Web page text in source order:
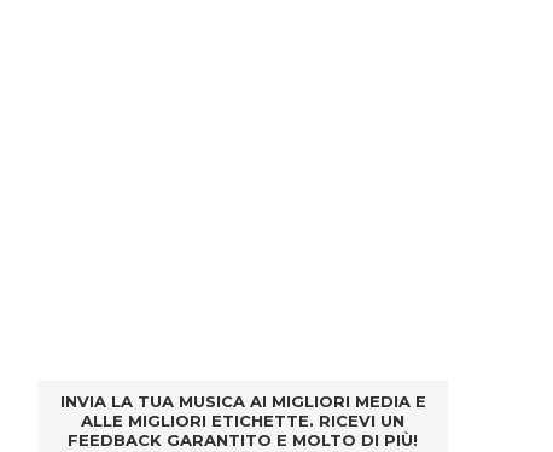
INVIA LA TUA MUSICA AI MIGLIORI MEDIA E
ALLE MIGLIORI ETICHETTE. RICEVI UN
FEEDBACK GARANTITO E MOLTO DI PIÙ!